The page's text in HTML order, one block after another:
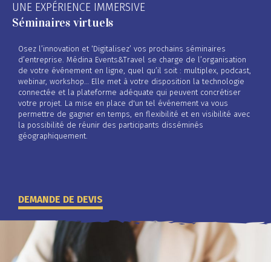
UNE EXPÉRIENCE IMMERSIVE
Séminaires virtuels
Osez l’innovation et ‘Digitalisez’ vos prochains séminaires
d’entreprise. Médina Events&Travel se charge de l’organisation
de votre événement en ligne, quel qu’il soit : multiplex, podcast,
webinar, workshop… Elle met à votre disposition la technologie
connectée et la plateforme adéquate qui peuvent concrétiser
votre projet. La mise en place d'un tel événement va vous
permettre de gagner en temps, en flexibilité et en visibilité avec
la possibilité de réunir des participants disséminés
géographiquement.
DEMANDE DE DEVIS